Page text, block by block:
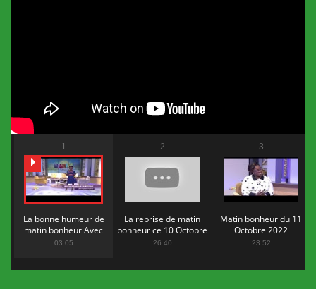
1
La bonne humeur de
matin bonheur Avec
Flopy Mendosa
03:05
2
La reprise de matin
bonheur ce 10 Octobre
2022
26:40
3
Matin bonheur du 11
Octobre 2022
23:52